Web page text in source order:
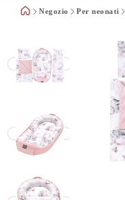
Negozio Per neonati